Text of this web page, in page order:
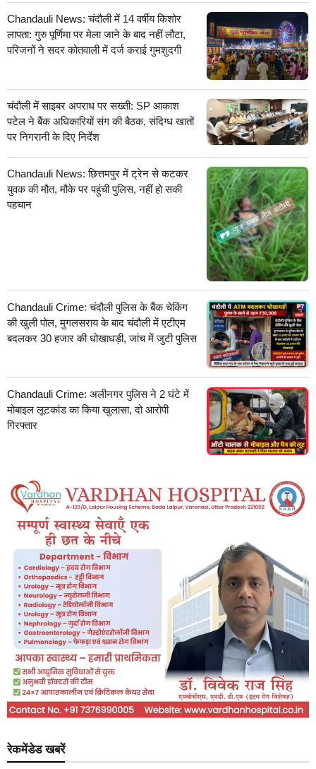
Chandauli News: चंदौली में 14 वर्षीय किशोर
लापता: गुरु पूर्णिमा पर मेला जाने के बाद नहीं लौटा,
परिजनों ने सदर कोतवाली में दर्ज कराई गुमशुदगी
चंदौली में साइबर अपराध पर सख्ती: SP आकाश
पटेल ने बैंक अधिकारियों संग की बैठक, संदिग्ध खातों
पर निगरानी के दिए निर्देश
Chandauli News: छित्तमपुर में ट्रेन से कटकर
युवक की मौत, मौके पर पहुंची पुलिस, नहीं हो सकी
पहचान
Chandauli Crime: चंदौली पुलिस के बैंक चेकिंग
की खुली पोल, मुगलसराय के बाद चंदौली में एटीएम
बदलकर 30 हजार की धोखाधड़ी, जांच में जुटी पुलिस
Chandauli Crime: अलीनगर पुलिस ने 2 घंटे में
मोबाइल लूटकांड का किया खुलासा, दो आरोपी
गिरफ्तार
रेकमेंडेड खबरें